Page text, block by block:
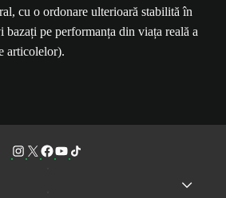
cu o ordonare ulterioară stabilită în
pe performanța din viața reală a
articolelor).